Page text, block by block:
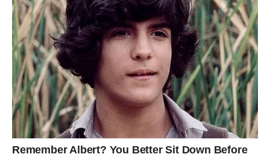
kazališne potrage, iscrtavajući osebujnu putanju prema
budućnosti u glumi. Pokazujući izuzetnu inicijativu još kao
srednjoškolka, samostalno je orkestrirala recital za prestižno
natjecanje u Beogradu, osvojivši tako željenu prvu nagradu uz
cijenjenog Predraga Ejdusa.